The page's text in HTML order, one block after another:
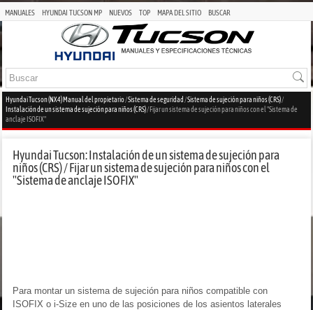
MANUALES HYUNDAI TUCSON MP NUEVOS TOP MAPA DEL SITIO BUSCAR
Hyundai Tucson (NX4) Manual del propietario/Sistema de seguridad /Sistema de sujeción para niños (CRS)/
Instalación de un sistema de sujeción para niños (CRS)/ Fijar un sistema de sujeción para niños con el "Sistema de
anclaje ISOFIX"
Hyundai Tucson: Instalación de un sistema de sujeción para
niños (CRS) / Fijar un sistema de sujeción para niños con el
"Sistema de anclaje ISOFIX"
Para montar un sistema de sujeción para niños compatible con
ISOFIX o i-Size en uno de las posiciones de los asientos laterales